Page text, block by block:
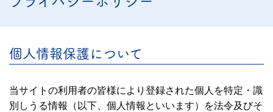
個人情報保護について
当サイトの利用者の皆様により登録された個人を特定・識
別しうる情報（以下、個人情報といいます）を法令及びそ